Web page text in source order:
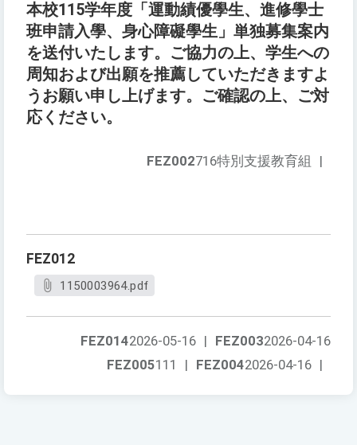
本校115学年度「運動績優學生、進修學士
班申請入學、身心障礙學生」単独募集案内
を送付いたします。ご協力の上、学生への
周知および出願を推薦していただきますよ
うお願い申し上げます。ご確認の上、ご対
応ください。
FEZ002716特別支援教育組 |
FEZ012
1150003964.pdf
FEZ0032026-04-16
FEZ0142026-05-16 |
FEZ0042026-04-16 |
FEZ005111 |